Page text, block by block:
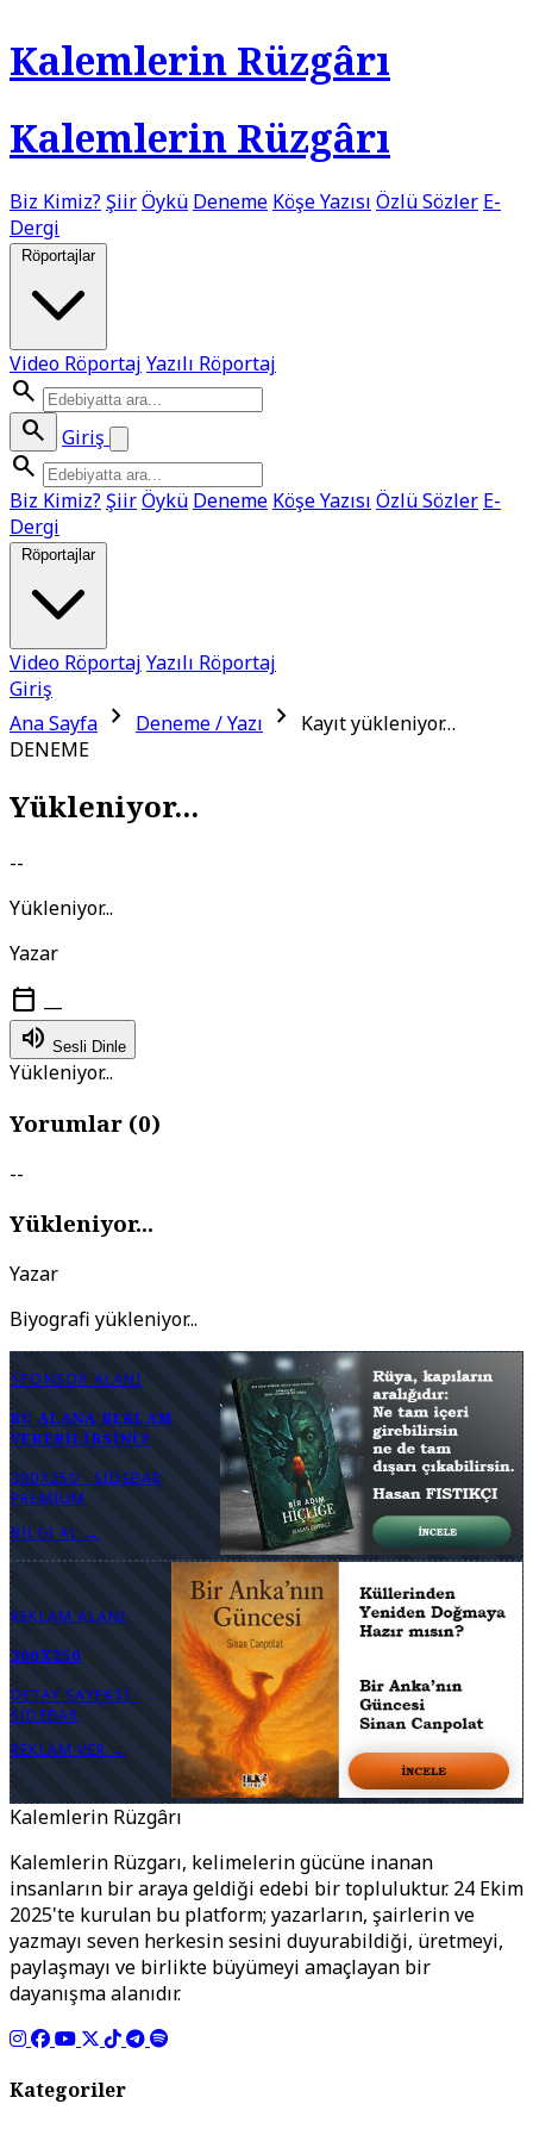
Kalemlerin Rüzgârı
Kalemlerin Rüzgârı
Biz Kimiz? ŞiirÖykü Deneme Köşe Yazısı Özlü Sözler E-
Dergi
Röportajlar
Video Röportaj Yazılı Röportaj
search
search
Giriş
search
Biz Kimiz? ŞiirÖykü Deneme Köşe Yazısı Özlü Sözler E-
Dergi
Röportajlar
Video Röportaj Yazılı Röportaj
Giriş
Ana Sayfa chevron_right Deneme / Yazı chevron_right Kayıt yükleniyor…
DENEME
Yükleniyor...
--
Yükleniyor...
Yazar
calendar_today —
volume_up Sesli Dinle
Yükleniyor...
Yorumlar (0)
--
Yükleniyor...
Yazar
Biyografi yükleniyor...
SPONSOR ALANI
BU ALANA REKLAM
VEREBILIRSINIZ
300X250 · SIDEBAR
PREMIUM
BILGI AL →
REKLAM ALANI
300X250
DETAY SAYFASI ·
SIDEBAR
REKLAM VER →
Kalemlerin Rüzgârı
Kalemlerin Rüzgarı, kelimelerin gücüne inanan
insanların bir araya geldiği edebi bir topluluktur. 24 Ekim
2025'te kurulan bu platform; yazarların, şairlerin ve
yazmayı seven herkesin sesini duyurabildiği, üretmeyi,
paylaşmayı ve birlikte büyümeyi amaçlayan bir
dayanışma alanıdır.
Kategoriler